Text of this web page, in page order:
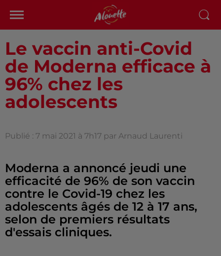
Le vaccin anti-Covid
de Moderna efficace à
96% chez les
adolescents
Publié : 7 mai 2021 à 7h17 par Arnaud Laurenti
Moderna a annoncé jeudi une
efficacité de 96% de son vaccin
contre le Covid-19 chez les
adolescents âgés de 12 à 17 ans,
selon de premiers résultats
d'essais cliniques.